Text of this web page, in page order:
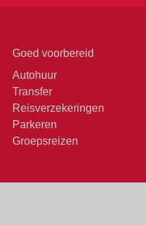
Goed voorbereid
Autohuur
Transfer
Reisverzekeringen
Parkeren
Groepsreizen